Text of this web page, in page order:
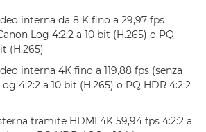
interna da 8 K fino a 29,97 fps
Log 4:2:2 a 10 bit (H.265) o PQ
(H.265)
interna 4K fino a 119,88 fps (senza
4:2:2 a 10 bit (H.265) o PQ HDR 4:2:2
tramite HDMI 4K 59,94 fps 4:2:2 a